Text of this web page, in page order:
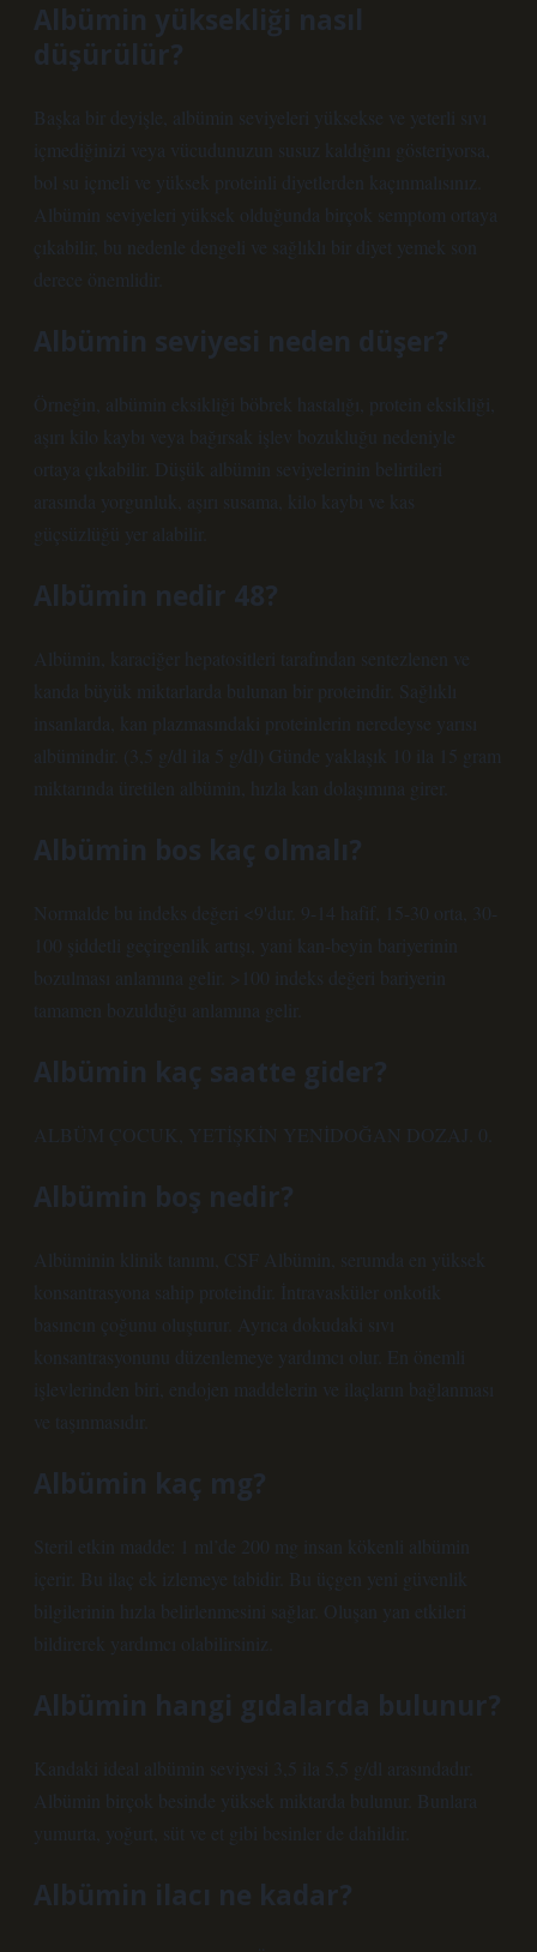
Albümin yüksekliği nasıl
düşürülür?
Başka bir deyişle, albümin seviyeleri yüksekse ve yeterli sıvı
içmediğinizi veya vücudunuzun susuz kaldığını gösteriyorsa,
bol su içmeli ve yüksek proteinli diyetlerden kaçınmalısınız.
Albümin seviyeleri yüksek olduğunda birçok semptom ortaya
çıkabilir, bu nedenle dengeli ve sağlıklı bir diyet yemek son
derece önemlidir.
Albümin seviyesi neden düşer?
Örneğin, albümin eksikliği böbrek hastalığı, protein eksikliği,
aşırı kilo kaybı veya bağırsak işlev bozukluğu nedeniyle
ortaya çıkabilir. Düşük albümin seviyelerinin belirtileri
arasında yorgunluk, aşırı susama, kilo kaybı ve kas
güçsüzlüğü yer alabilir.
Albümin nedir 48?
Albümin, karaciğer hepatositleri tarafından sentezlenen ve
kanda büyük miktarlarda bulunan bir proteindir. Sağlıklı
insanlarda, kan plazmasındaki proteinlerin neredeyse yarısı
albümindir. (3,5 g/dl ila 5 g/dl) Günde yaklaşık 10 ila 15 gram
miktarında üretilen albümin, hızla kan dolaşımına girer.
Albümin bos kaç olmalı?
Normalde bu indeks değeri <9'dur. 9-14 hafif, 15-30 orta, 30-
100 şiddetli geçirgenlik artışı, yani kan-beyin bariyerinin
bozulması anlamına gelir. >100 indeks değeri bariyerin
tamamen bozulduğu anlamına gelir.
Albümin kaç saatte gider?
ALBÜM ÇOCUK, YETİŞKİN YENİDOĞAN DOZAJ. 0.
Albümin boş nedir?
Albüminin klinik tanımı, CSF Albümin, serumda en yüksek
konsantrasyona sahip proteindir. İntravasküler onkotik
basıncın çoğunu oluşturur. Ayrıca dokudaki sıvı
konsantrasyonunu düzenlemeye yardımcı olur. En önemli
işlevlerinden biri, endojen maddelerin ve ilaçların bağlanması
ve taşınmasıdır.
Albümin kaç mg?
Steril etkin madde: 1 ml’de 200 mg insan kökenli albümin
içerir. Bu ilaç ek izlemeye tabidir. Bu üçgen yeni güvenlik
bilgilerinin hızla belirlenmesini sağlar. Oluşan yan etkileri
bildirerek yardımcı olabilirsiniz.
Albümin hangi gıdalarda bulunur?
Kandaki ideal albümin seviyesi 3,5 ila 5,5 g/dl arasındadır.
Albümin birçok besinde yüksek miktarda bulunur. Bunlara
yumurta, yoğurt, süt ve et gibi besinler de dahildir.
Albümin ilacı ne kadar?